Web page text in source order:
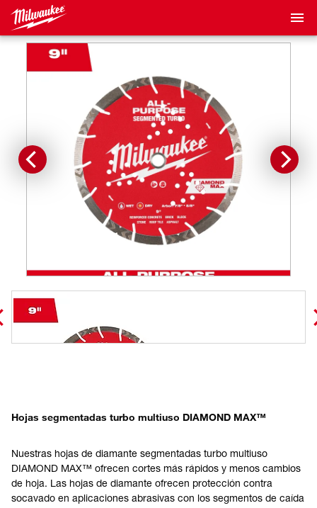
Hojas segmentadas turbo multiuso DIAMOND MAX™
Nuestras hojas de diamante segmentadas turbo multiuso
DIAMOND MAX™ ofrecen cortes más rápidos y menos cambios
de hoja. Las hojas de diamante ofrecen protección contra
socavado en aplicaciones abrasivas con los segmentos de caída